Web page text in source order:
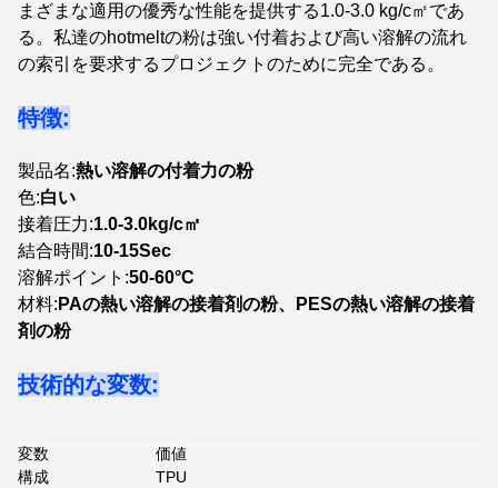
まざまな適用の優秀な性能を提供する1.0-3.0 kg/c㎡であ
る。私達のhotmeltの粉は強い付着および高い溶解の流れ
の索引を要求するプロジェクトのために完全である。
特徴:
製品名:熱い溶解の付着力の粉
色:白い
接着圧力:1.0-3.0kg/c㎡
結合時間:10-15Sec
溶解ポイント:50-60°C
材料: PAの熱い溶解の接着剤の粉、PESの熱い溶解の接着
剤の粉
技術的な変数:
変数
価値
構成
TPU